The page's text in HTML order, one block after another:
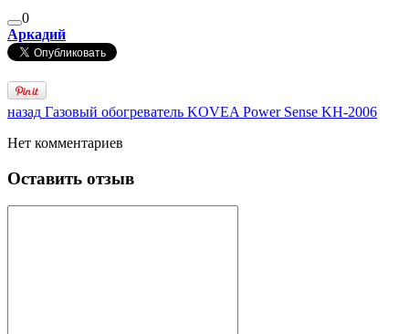
0
Аркадий
назад Газовый обогреватель KOVEA Power Sense KH-2006
Нет комментариев
Оставить отзыв